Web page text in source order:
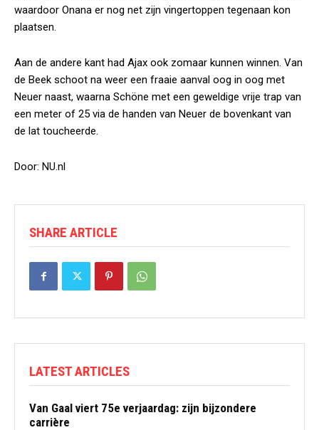
waardoor Onana er nog net zijn vingertoppen tegenaan kon
plaatsen.
Aan de andere kant had Ajax ook zomaar kunnen winnen. Van
de Beek schoot na weer een fraaie aanval oog in oog met
Neuer naast, waarna Schöne met een geweldige vrije trap van
een meter of 25 via de handen van Neuer de bovenkant van
de lat toucheerde.
Door: NU.nl
SHARE ARTICLE
LATEST ARTICLES
Van Gaal viert 75e verjaardag: zijn bijzondere
carrière